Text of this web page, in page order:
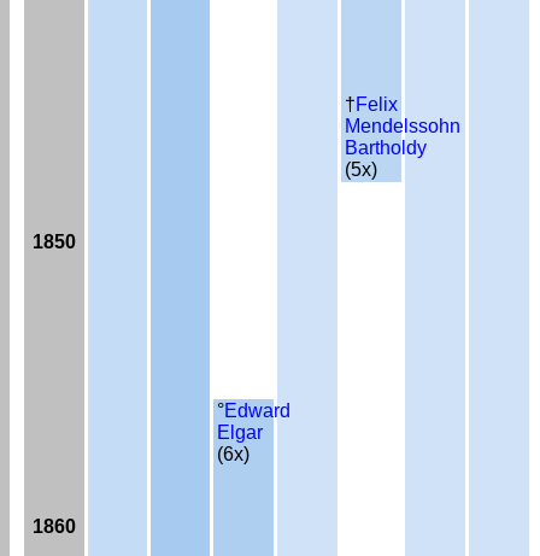
†Felix
Mendelssohn
Bartholdy
(5x)
1850
°Edward
Elgar
(6x)
1860